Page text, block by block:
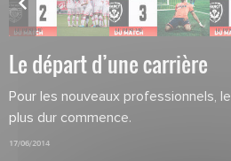
Le départ d’une carrière
Pour les nouveaux professionnels, le
plus dur commence.
17/06/2014